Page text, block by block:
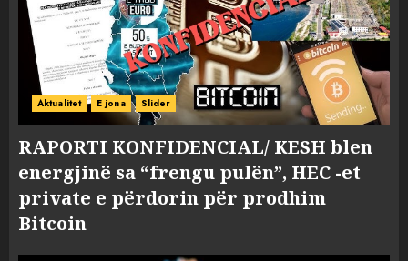
Aktualitet E jona Slider
RAPORTI KONFIDENCIAL/ KESH blen
energjinë sa “frengu pulën”, HEC -et
private e përdorin për prodhim
Bitcoin